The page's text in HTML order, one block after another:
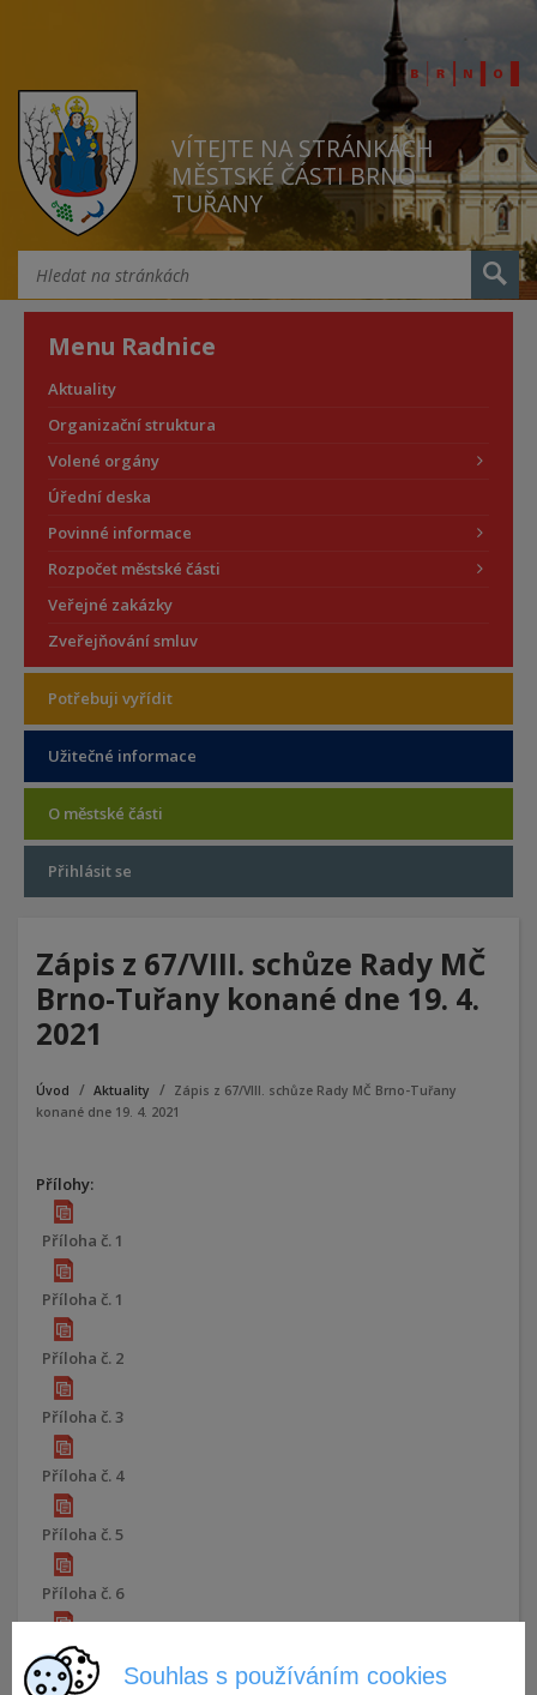
Souhlas s používáním cookies
VÍTEJTE NA STRÁNKÁCH
MĚSTSKÉ ČÁSTI BRNO
TUŘANY
Menu Radnice
Aktuality
Organizační struktura
Volené orgány
Úřední deska
Povinné informace
Rozpočet městské části
Veřejné zakázky
Zveřejňování smluv
Potřebuji vyřídit
Užitečné informace
O městské části
Přihlásit se
Zápis z 67/VIII. schůze Rady MČ
Brno-Tuřany konané dne 19. 4.
2021
Úvod Aktuality
Zápis z 67/VIII. schůze Rady MČ Brno-Tuřany
konané dne 19. 4. 2021
Přílohy:
Příloha č. 1
Příloha č. 1
Příloha č. 2
Příloha č. 3
Příloha č. 4
Příloha č. 5
Příloha č. 6
Příloha č. 7